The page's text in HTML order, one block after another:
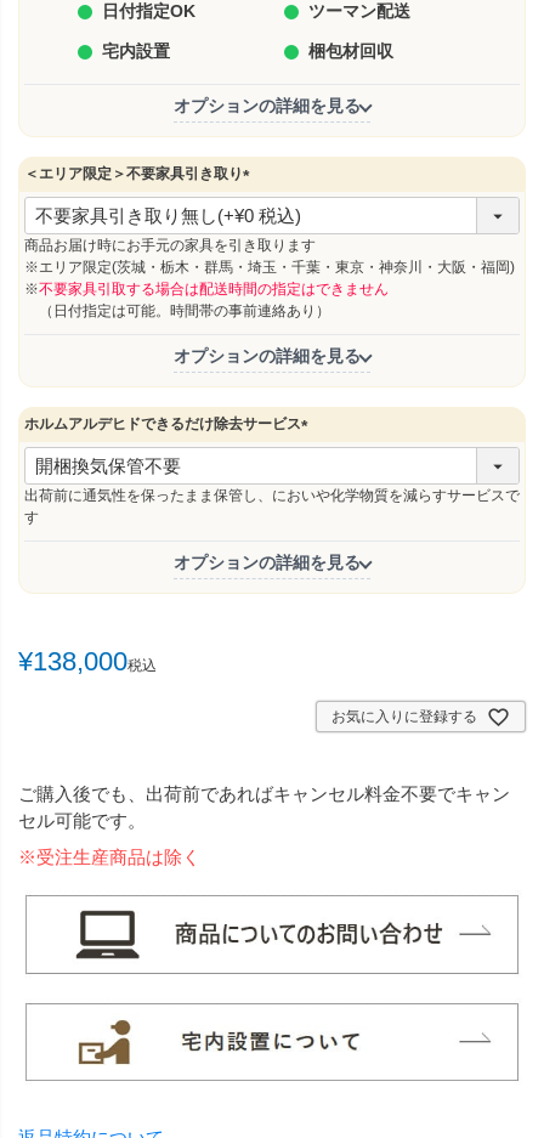
日付指定OK ツーマン配送
宅内設置 梱包材回収
オプションの詳細を見る
＜エリア限定＞不要家具引き取り
(
必
須
商品お届け時にお手元の家具を引き取ります
※エリア限定(茨城・栃木・群馬・埼玉・千葉・東京・神奈川・大阪・福岡)
※不要家具引取する場合は配送時間の指定はできません
（日付指定は可能。時間帯の事前連絡あり）
オプションの詳細を見る
ホルムアルデヒドできるだけ除去サービス
(
須
出荷前に通気性を保ったまま保管し、においや化学物質を減らすサービスで
す
オプションの詳細を見る
¥138,000税込
お気に入りに登録する
ご購入後でも、出荷前であればキャンセル料金不要でキャン
セル可能です。
※受注生産商品は除く